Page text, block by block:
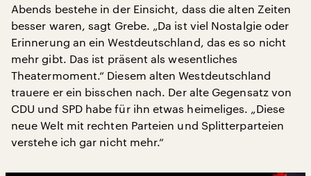
Abends bestehe in der Einsicht, dass die alten Zeiten
besser waren, sagt Grebe. „Da ist viel Nostalgie oder
Erinnerung an ein Westdeutschland, das es so nicht
mehr gibt. Das ist präsent als wesentliches
Theatermoment.“ Diesem alten Westdeutschland
trauere er ein bisschen nach. Der alte Gegensatz von
CDU und SPD habe für ihn etwas heimeliges. „Diese
neue Welt mit rechten Parteien und Splitterparteien
verstehe ich gar nicht mehr.“